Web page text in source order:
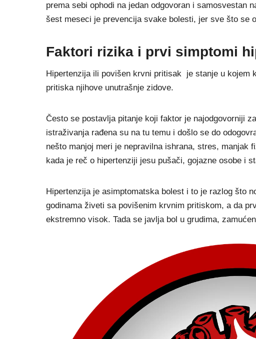
prema sebi ophodi na jedan odgovoran i samosvestan
šest meseci je prevencija svake bolesti, jer sve što se
Faktori rizika i prvi simptomi
Hipertenzija ili povišen krvni pritisak je stanje u
pritiska njihove unutrašnje zidove.
Često se postavlja pitanje koji faktor je najodgovorniji
istraživanja rađena su na tu temu i došlo se do
nešto manjoj meri je nepravilna ishrana, stres, manjak
kada je reč o hipertenziji jesu pušači, gojazne osobe i
Hipertenzija je asimptomatska bolest i to je razlog što
godinama živeti sa povišenim krvnim pritiskom, a da
ekstremno visok. Tada se javlja bol u grudima,